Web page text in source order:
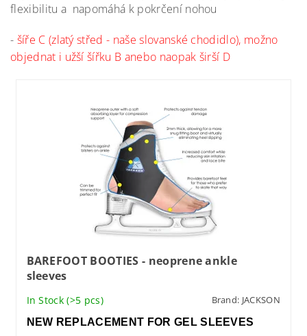
flexibilitu a napomáhá k pokrčení nohou
- šíře C (zlatý střed - naše slovanské chodidlo), možno
objednat i užší šířku B anebo naopak širší D
BAREFOOT BOOTIES - neoprene ankle
sleeves
In Stock(>5 pcs) Brand: JACKSON
NEW REPLACEMENT FOR GEL SLEEVES